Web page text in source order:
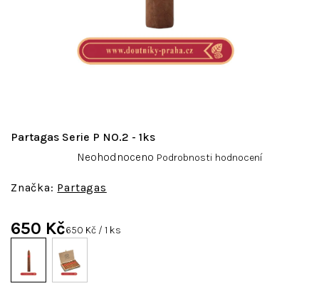
650 KčMěrná
650 Kč / 1 ks
Partagas Serie P NO.2 - 1ks
Partagas
Průměrné
produktu
z
5
hvězdiček.
Neohodnoceno Podrobnosti hodnocení